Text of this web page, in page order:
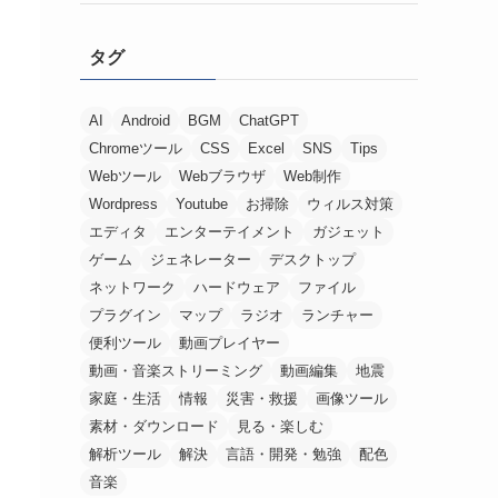
タグ
AI Android BGM
ChatGPT
Chromeツール
CSS Excel SNS
Tips
Webツール
Webブラウザ
Web制作
Wordpress
Youtube お掃除
ウィルス対策
エディタ
エンターテイメント
ガジェット
ゲーム
ジェネレーター
デスクトップ
ネットワーク
ハードウェア
ファイル
プラグイン
マップ ラジオ
ランチャー
便利ツール
動画プレイヤー
動画・音楽ストリーミング
動画編集
地震
家庭・生活
情報 災害・救援
画像ツール
素材・ダウンロード
見る・楽しむ
解析ツール
解決 言語・開発・勉強
配色
音楽